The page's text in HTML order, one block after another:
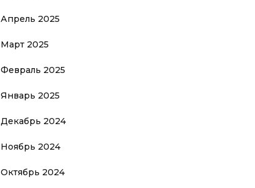
Апрель 2025
Март 2025
Февраль 2025
Январь 2025
Декабрь 2024
Ноябрь 2024
Октябрь 2024